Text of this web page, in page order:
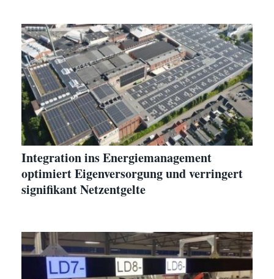
Integration ins Energiemanagement
optimiert Eigenversorgung und verringert
signifikant Netzentgelte